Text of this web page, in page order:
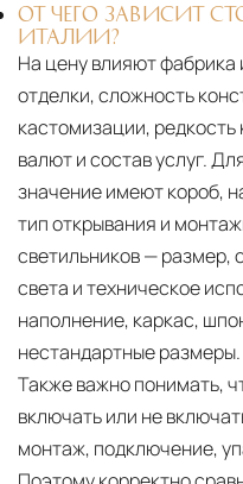
ОТ ЧЕГО ЗАВИСИТ
ИТАЛИИ?
На цену влияют фабрика
отделки, сложность
кастомизации, редкость
валют и состав услуг.
значение имеют короб,
тип открывания и
светильников — размер,
света и техническое
наполнение, каркас,
нестандартные размеры.
Также важно понимать,
включать или не
монтаж, подключение,